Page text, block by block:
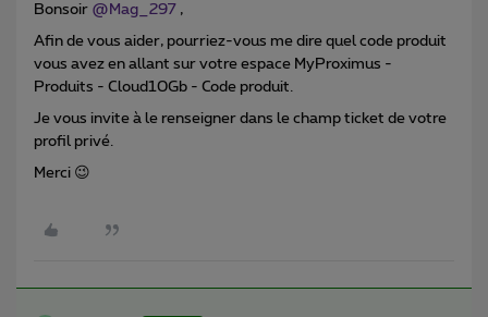
Bonsoir @Mag_297 ,
Afin de vous aider, pourriez-vous me dire quel code produit
vous avez en allant sur votre espace MyProximus -
Produits - Cloud10Gb - Code produit.
Je vous invite à le renseigner dans le champ ticket de votre
profil privé.
Merci 😉